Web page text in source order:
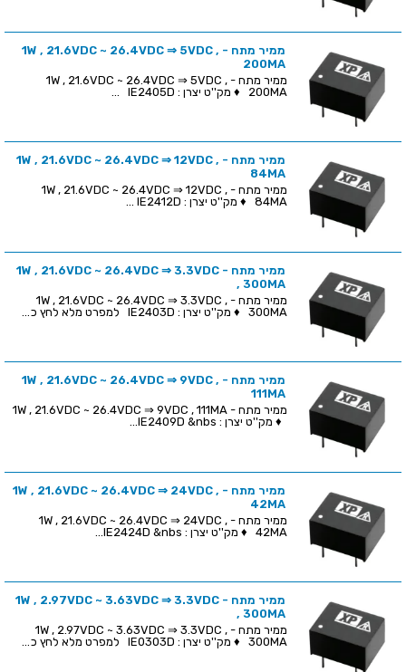
ממיר מתח - 1W , 21.6VDC ~ 26.4VDC ⇒ 5VDC ,
200MA
ממיר מתח - 1W , 21.6VDC ~ 26.4VDC ⇒ 5VDC ,
200MA ♦ מק''ט יצרן : IE2405D ...
ממיר מתח - 1W , 21.6VDC ~ 26.4VDC ⇒ 12VDC ,
84MA
ממיר מתח - 1W , 21.6VDC ~ 26.4VDC ⇒ 12VDC ,
84MA ♦ מק''ט יצרן : IE2412D ...
ממיר מתח - 1W , 21.6VDC ~ 26.4VDC ⇒ 3.3VDC
, 300MA
ממיר מתח - 1W , 21.6VDC ~ 26.4VDC ⇒ 3.3VDC ,
300MA ♦ מק''ט יצרן : IE2403D למפרט מלא לחץ כ...
ממיר מתח - 1W , 21.6VDC ~ 26.4VDC ⇒ 9VDC ,
111MA
ממיר מתח - 1W , 21.6VDC ~ 26.4VDC ⇒ 9VDC , 111MA
♦ מק''ט יצרן : IE2409D &nbs...
ממיר מתח - 1W , 21.6VDC ~ 26.4VDC ⇒ 24VDC ,
42MA
ממיר מתח - 1W , 21.6VDC ~ 26.4VDC ⇒ 24VDC ,
42MA ♦ מק''ט יצרן : IE2424D &nbs...
ממיר מתח - 1W , 2.97VDC ~ 3.63VDC ⇒ 3.3VDC
, 300MA
ממיר מתח - 1W , 2.97VDC ~ 3.63VDC ⇒ 3.3VDC ,
300MA ♦ מק''ט יצרן : IE0303D למפרט מלא לחץ כ...